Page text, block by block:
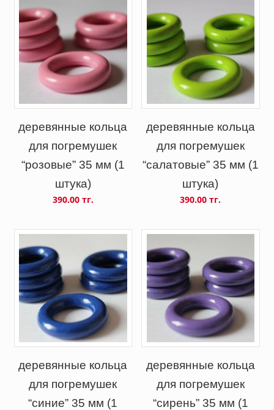
деревянные кольца
для погремушек
“розовые” 35 мм (1
штука)
390.00 тг.
деревянные кольца
для погремушек
“салатовые” 35 мм (1
штука)
390.00 тг.
деревянные кольца
для погремушек
“синие” 35 мм (1
деревянные кольца
для погремушек
“сирень” 35 мм (1